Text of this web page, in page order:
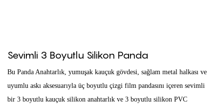
Sevimli 3 Boyutlu Silikon Panda
Bu Panda Anahtarlık, yumuşak kauçuk gövdesi, sağlam metal halkası ve
uyumlu askı aksesuarıyla üç boyutlu çizgi film pandasını içeren sevimli
bir 3 boyutlu kauçuk silikon anahtarlık ve 3 boyutlu silikon PVC